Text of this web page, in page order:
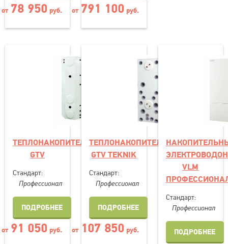
от 78 950 руб. от 791 100 руб.
ТЕПЛОНАКОПИТЕЛЬ
GTV
Стандарт:
Профессионал
ПОДРОБНЕЕ
от 91 050 руб.
ТЕПЛОНАКОПИТЕЛЬ
GTV TEKNIK
Стандарт:
Профессионал
ПОДРОБНЕЕ
от 107 850 руб.
VLM
Стандарт:
Профессионал
ПОДРОБНЕЕ